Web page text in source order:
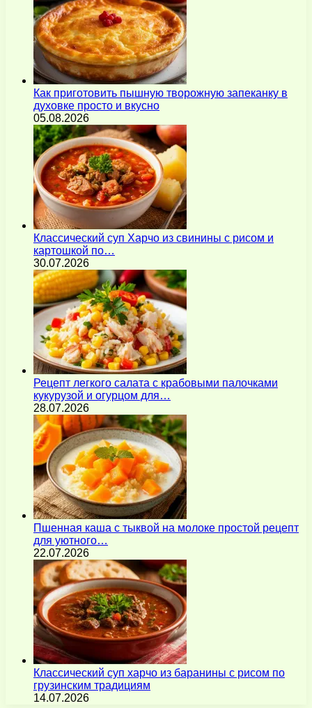
Как приготовить пышную творожную запеканку в
духовке просто и вкусно
05.08.2026
Классический суп Харчо из свинины с рисом и
картошкой по…
30.07.2026
Рецепт легкого салата с крабовыми палочками
кукурузой и огурцом для…
28.07.2026
Пшенная каша с тыквой на молоке простой рецепт
для уютного…
22.07.2026
Классический суп харчо из баранины с рисом по
грузинским традициям
14.07.2026